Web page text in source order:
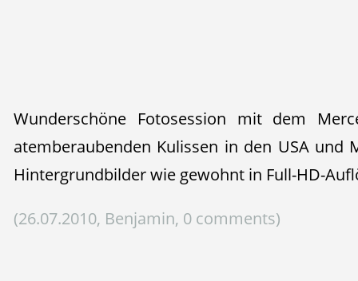
Wunderschöne Fotosession mit dem
atemberaubenden Kulissen in den USA und
Hintergrundbilder wie gewohnt in Full-HD-
(26.07.2010, Benjamin, 0 comments)